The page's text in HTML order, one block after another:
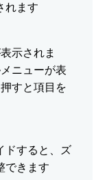
れます
示されま
ニューが表
すと項目を
ドすると、ズ
できます